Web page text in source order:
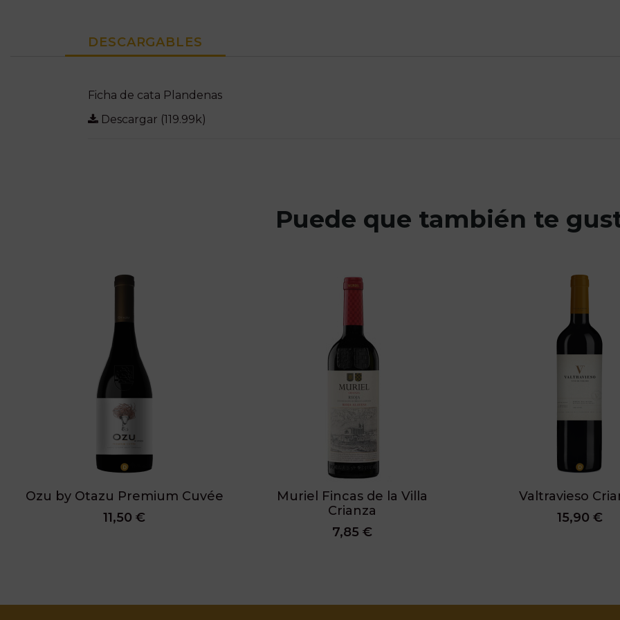
DESCARGABLES
Ficha de cata Plandenas
Descargar (119.99k)
Puede que también te
Ozu by Otazu Premium Cuvée
11,50 €
Muriel Fincas de la Villa
Crianza
7,85 €
Valtravieso
15,90 €